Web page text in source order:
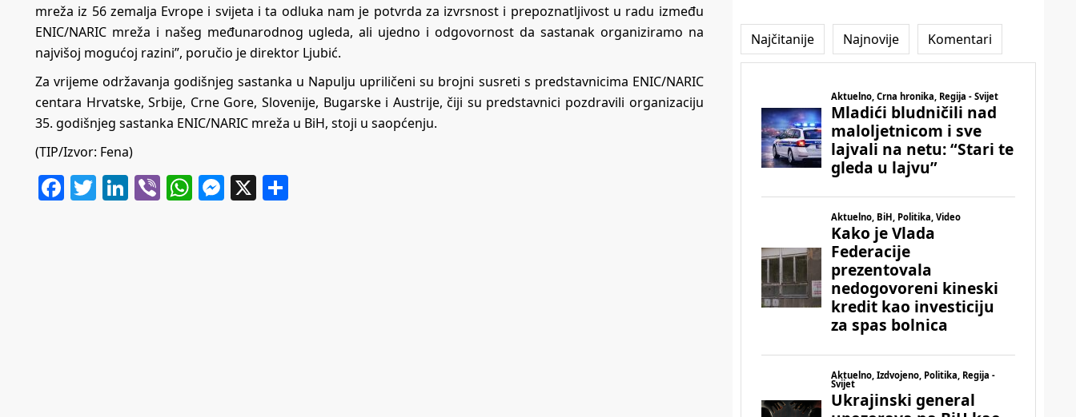
mreža iz 56 zemalja Evrope i svijeta i ta odluka nam je potvrda za izvrsnost i prepoznatljivost u radu između
ENIC/NARIC mreža i našeg međunarodnog ugleda, ali ujedno i odgovornost da sastanak organiziramo na
najvišoj mogućoj razini”, poručio je direktor Ljubić.
Za vrijeme održavanja godišnjeg sastanka u Napulju upriličeni su brojni susreti s predstavnicima ENIC/NARIC
centara Hrvatske, Srbije, Crne Gore, Slovenije, Bugarske i Austrije, čiji su predstavnici pozdravili organizaciju
35. godišnjeg sastanka ENIC/NARIC mreža u BiH, stoji u saopćenju.
(TIP/Izvor: Fena)
Facebook
Twitter
LinkedIn
ViberWhatsApp
Messenger
X
Najčitanije Najnovije Komentari